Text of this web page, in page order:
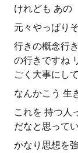
けれども あの
元々やっぱり
行きの概念行
の行きですね
ごく大事にし
なんかこう 生
これを 持つ人
だなと思って
かなり思想を